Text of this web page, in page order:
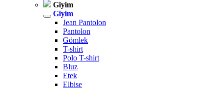
Giyim
Giyim
Jean Pantolon
Pantolon
Gömlek
T-shirt
Polo T-shirt
Bluz
Etek
Elbise